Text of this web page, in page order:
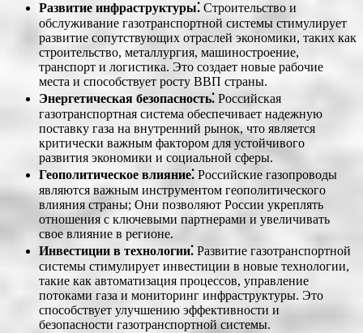
Развитие инфраструктуры⁚ Строительство и
обслуживание газотранспортной системы стимулирует
развитие сопутствующих отраслей экономики, таких как
строительство, металлургия, машиностроение,
транспорт и логистика. Это создает новые рабочие
места и способствует росту ВВП страны.
Энергетическая безопасность⁚ Российская
газотранспортная система обеспечивает надежную
поставку газа на внутренний рынок, что является
критически важным фактором для устойчивого
развития экономики и социальной сферы.
Геополитическое влияние⁚ Российские газопроводы
являются важным инструментом геополитического
влияния страны; Они позволяют России укреплять
отношения с ключевыми партнерами и увеличивать
свое влияние в регионе.
Инвестиции в технологии⁚ Развитие газотранспортной
системы стимулирует инвестиции в новые технологии,
такие как автоматизация процессов, управление
потоками газа и мониторинг инфраструктуры. Это
способствует улучшению эффективности и
безопасности газотранспортной системы.